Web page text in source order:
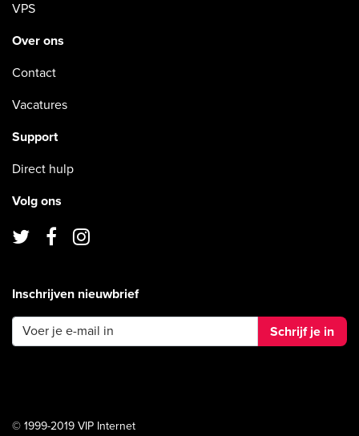
VPS
Over ons
Contact
Vacatures
Support
Direct hulp
Volg ons
Inschrijven nieuwbrief
Schrijf je in
© 1999-2019 VIP Internet